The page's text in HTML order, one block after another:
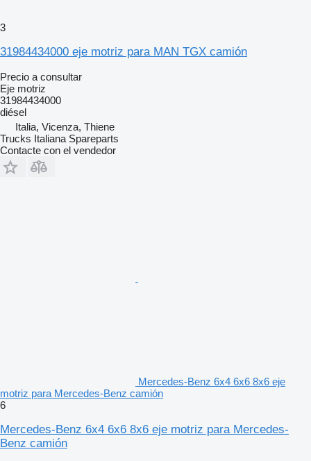
3
31984434000 eje motriz para MAN TGX camión
Precio a consultar
Eje motriz
31984434000
diésel
Italia, Vicenza, Thiene
Trucks Italiana Spareparts
Contacte con el vendedor
Mercedes-Benz 6x4 6x6 8x6 eje
motriz para Mercedes-Benz camión
6
Mercedes-Benz 6x4 6x6 8x6 eje motriz para Mercedes-
Benz camión